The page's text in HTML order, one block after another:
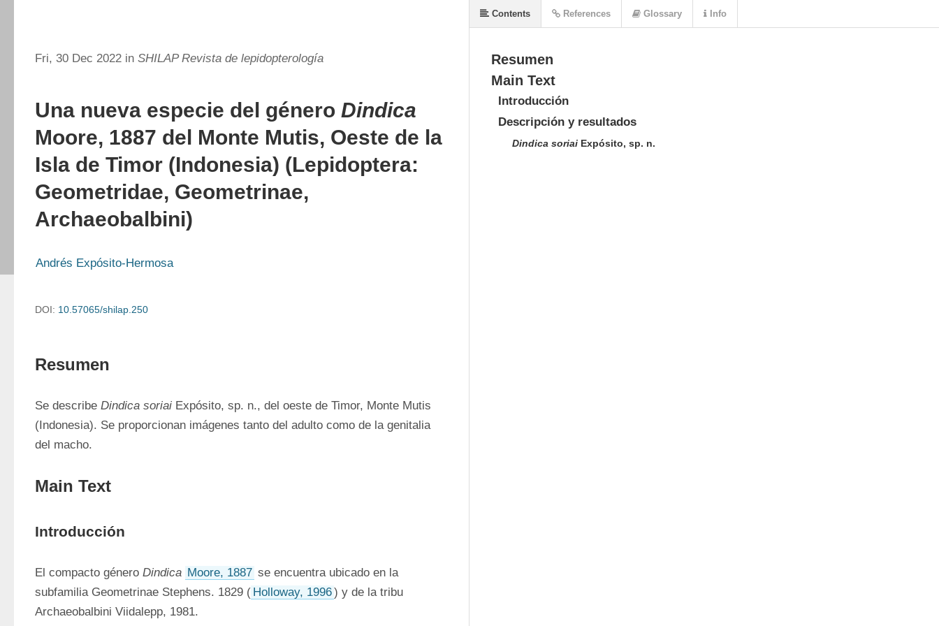
Fri, 30 Dec 2022 in SHILAP Revista de lepidopterología
Una nueva especie del género Dindica
Moore, 1887 del Monte Mutis, Oeste de la
Isla de Timor (Indonesia) (Lepidoptera:
Geometridae, Geometrinae,
Archaeobalbini)
Andrés Expósito-Hermosa
DOI: 10.57065/shilap.250
Resumen
Se describe Dindica soriai Expósito, sp. n., del oeste de Timor, Monte Mutis
(Indonesia). Se proporcionan imágenes tanto del adulto como de la genitalia
del macho.
Main Text
Introducción
El compacto género Dindica Moore, 1887 se encuentra ubicado en la
subfamilia Geometrinae Stephens. 1829 ( Holloway, 1996) y de la tribu
Archaeobalbini Viidalepp, 1981.
Resumen
Main Text
Introducción
Descripción y resultados
Dindica soriai Expósito, sp. n.
Contents References Glossary Info